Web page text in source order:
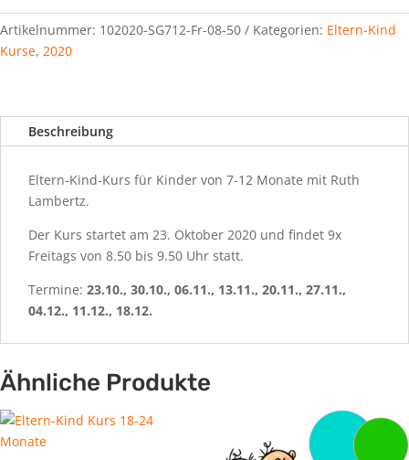
Artikelnummer: 102020-SG712-Fr-08-50 Kategorien: Eltern-Kind
Kurse, 2020
Beschreibung
Eltern-Kind-Kurs für Kinder von 7-12 Monate mit Ruth
Lambertz.
Der Kurs startet am 23. Oktober 2020 und findet 9x
Freitags von 8.50 bis 9.50 Uhr statt.
Termine: 23.10., 30.10., 06.11., 13.11., 20.11., 27.11.,
04.12., 11.12., 18.12.
Ähnliche Produkte